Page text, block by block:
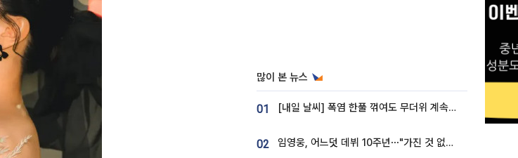
많이 본 뉴스
01 [내일 날씨] 폭염 한풀 꺾여도 무더위 계속⋯동해안 이틀 연속 비
02 임영웅, 어느덧 데뷔 10주년⋯"가진 것 없던 시절, 내 앞엔 20명의 팬뿐"